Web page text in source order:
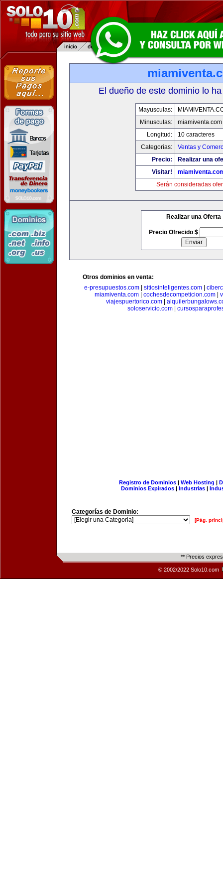
El dueño de este dominio lo
Mayusculas:
Minusculas:
miamiventa.com
Longitud:
10 caracteres
Categorias:
Ventas y
Precio:
Realizar una
Visitar!
Serán consideradas
Realizar una Oferta
Precio Ofrecido $
Otros dominios en venta:
e-presupuestos.com
sitiosinteligentes.com
miamiventa.com
cochesdecompeticion.com
viajespuertorico.com|
soloservicio.com|
Registro de Dominios| Web Hosting |
Dominios Expirados | Industrias |
Categorías de Dominio:
[Pág.
** Precios
© 2002/2022 Solo10.com